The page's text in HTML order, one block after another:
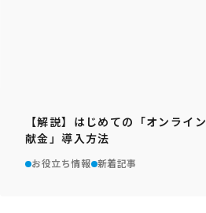
【解説】はじめての「オンライン
献金」導入方法
お役立ち情報 新着記事